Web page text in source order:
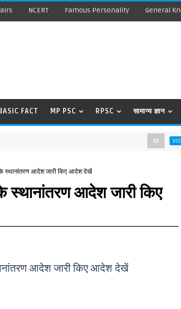
NCERT Famous Personality General
FACT MP PSC RPSC सामान्य ज्ञान
VISTA 12TH
स्थानांतरण आदेश जारी किए आदेश देखें
स्थानांतरण आदेश जारी किए
आदेश जारी किए आदेश देखें